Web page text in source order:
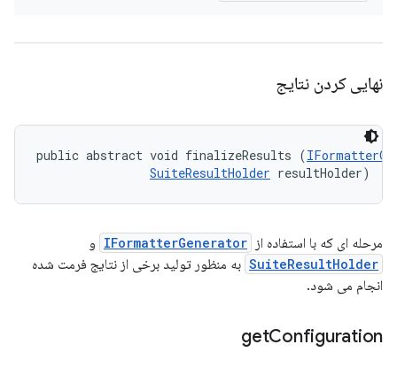
نهایی کردن نتایج
public abstract void finalizeResults (
SuiteResultHolder resultHolder)
مرحله ای که با استفاده از IFormatterGenerator و
SuiteResultHolder به منظور تولید برخی از نتایج فرمت شده
انجام می شود.
getConfiguration